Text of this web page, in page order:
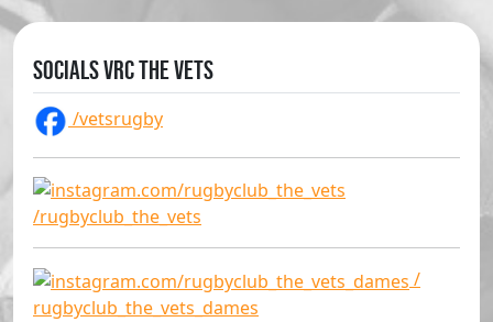
Socials VRC The Vets
/vetsrugby
/rugbyclub_the_vets
/
rugbyclub_the_vets_dames